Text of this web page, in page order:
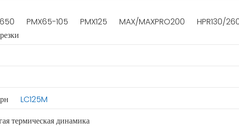
PMX65-105 PMX125 MAX/MAXPRO200 HPR130/
LC125M
термическая динамика